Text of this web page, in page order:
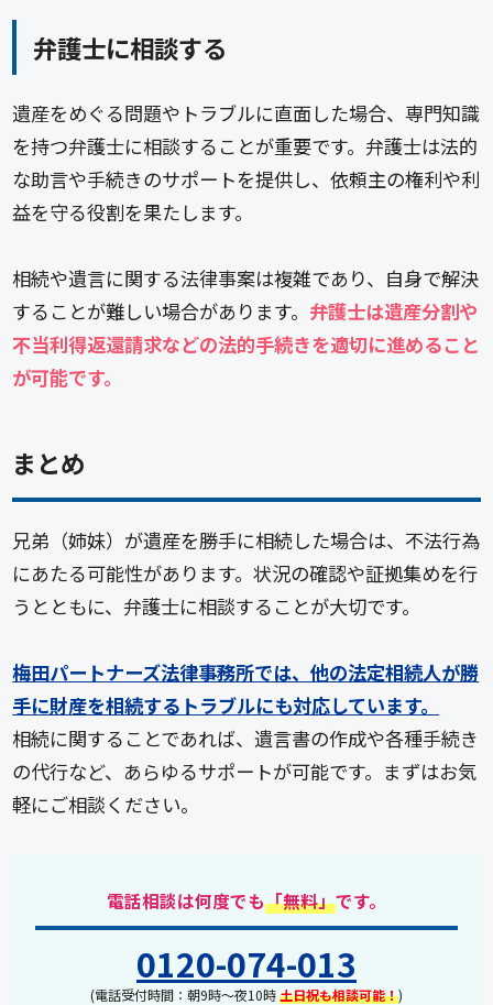
弁護士に相談する
遺産をめぐる問題やトラブルに直面した場合、専門知識
を持つ弁護士に相談することが重要です。弁護士は法的
な助言や手続きのサポートを提供し、依頼主の権利や利
益を守る役割を果たします。
相続や遺言に関する法律事案は複雑であり、自身で解決
することが難しい場合があります。 弁護士は遺産分割や
不当利得返還請求などの法的手続きを適切に進めること
が可能です。
まとめ
兄弟（姉妹）が遺産を勝手に相続した場合は、不法行為
にあたる可能性があります。状況の確認や証拠集めを行
うとともに、弁護士に相談することが大切です。
梅田パートナーズ法律事務所では、他の法定相続人が勝
手に財産を相続するトラブルにも対応しています。
相続に関することであれば、遺言書の作成や各種手続き
の代行など、あらゆるサポートが可能です。まずはお気
軽にご相談ください。
電話相談は何度でも「無料」です。
0120-074-013
(電話受付時間：朝9時～夜10時土日祝も相談可能！)